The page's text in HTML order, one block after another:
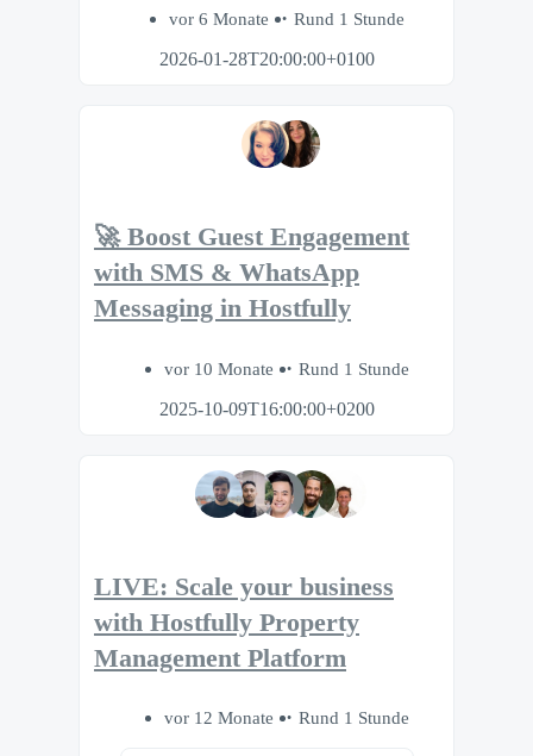
vor 6 Monate
Rund 1 Stunde
2026-01-28T20:00:00+0100
🚀 Boost Guest Engagement
with SMS & WhatsApp
Messaging in Hostfully
vor 10 Monate
Rund 1 Stunde
2025-10-09T16:00:00+0200
LIVE: Scale your business
with Hostfully Property
Management Platform
vor 12 Monate Rund 1 Stunde